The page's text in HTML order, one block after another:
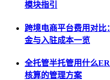
模块指引
跨境电商平台费用对比
金与入驻成本一览
全托管半托管用什么
核算的管理方案